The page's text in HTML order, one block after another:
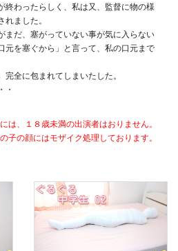
終わったらしく、私は又、監督に物の様
ました。
まだ、塞がっていない事が気に入らない
元を塞ぐから」と言って、私の口元まで
全に包まれてしまいたした。
・
は、１８歳未満の出演者はおりません。
子の顔にはモザイク処理しております。